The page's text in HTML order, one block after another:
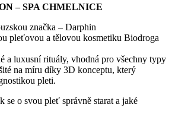
– SPA CHMELNICE
značka – Darphin
pleťovou a tělovou kosmetiku Biodroga
a luxusní rituály, vhodná pro všechny typy
na míru díky 3D konceptu, který
pleti.
se o svou pleť správně starat a jaké